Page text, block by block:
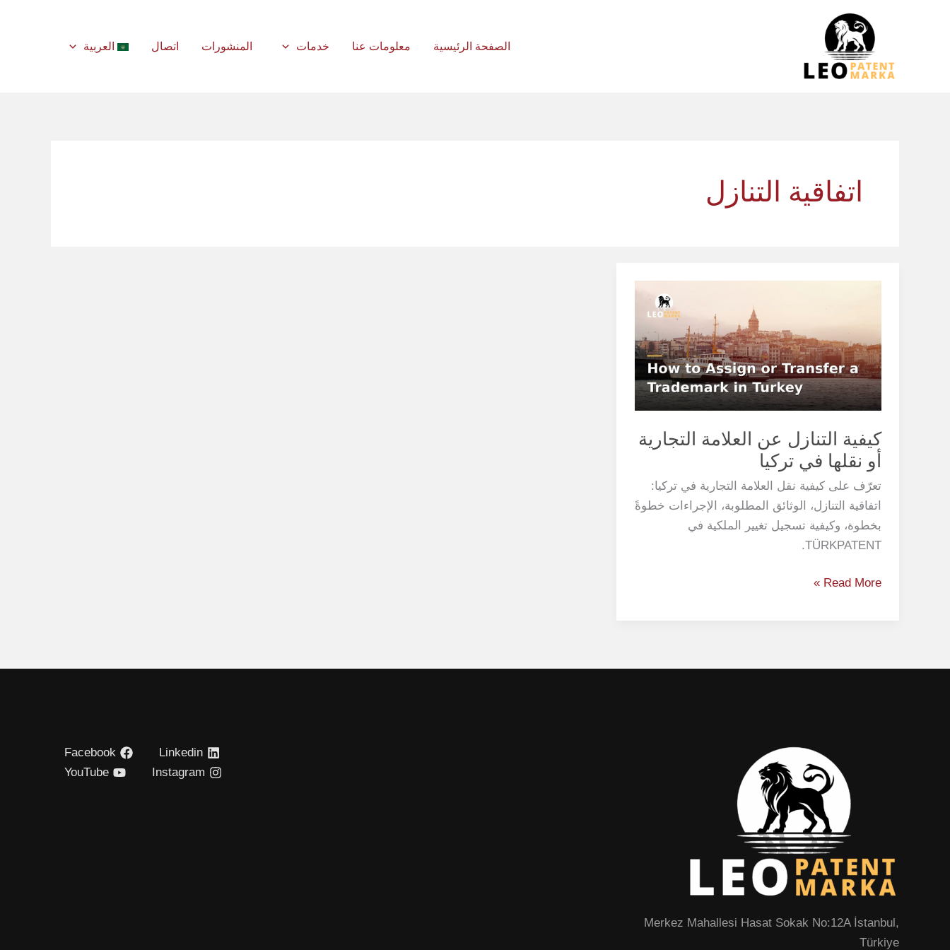
الصفحة الرئيسية معلومات عنا خدمات المنشورات اتصال العربية
اتفاقية التنازل
كيفية التنازل عن العلامة التجارية
أو نقلها في تركيا
تعرّف على كيفية نقل العلامة التجارية في تركيا:
اتفاقية التنازل، الوثائق المطلوبة، الإجراءات خطوةً
بخطوة، وكيفية تسجيل تغيير الملكية في
TÜRKPATENT.
العلامة
التجارية
أو
نقلها
في
تركيا
Read More »
Merkez Mahallesi Hasat Sokak No:12A İstanbul,
Türkiye
Linkedin
Facebook
Instagram
YouTube